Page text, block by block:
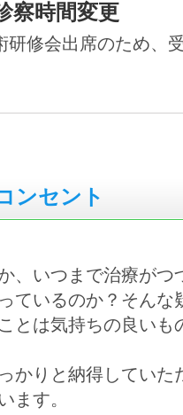
察時間変更
修会出席のため、
ンセント
、いつまで治療がつ
ているのか？そんな
とは気持ちの良いも
かりと納得していた
ます。